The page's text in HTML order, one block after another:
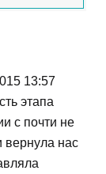
13:57
этапа
с почти не
вернула нас